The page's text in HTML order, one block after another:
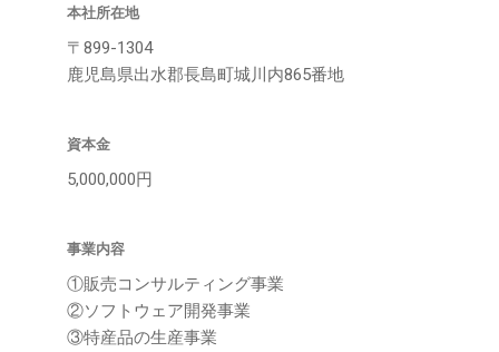
本社所在地
〒899-1304
鹿児島県出水郡長島町城川内865番地
資本金
5,000,000円
事業内容
①販売コンサルティング事業
②ソフトウェア開発事業
③特産品の生産事業